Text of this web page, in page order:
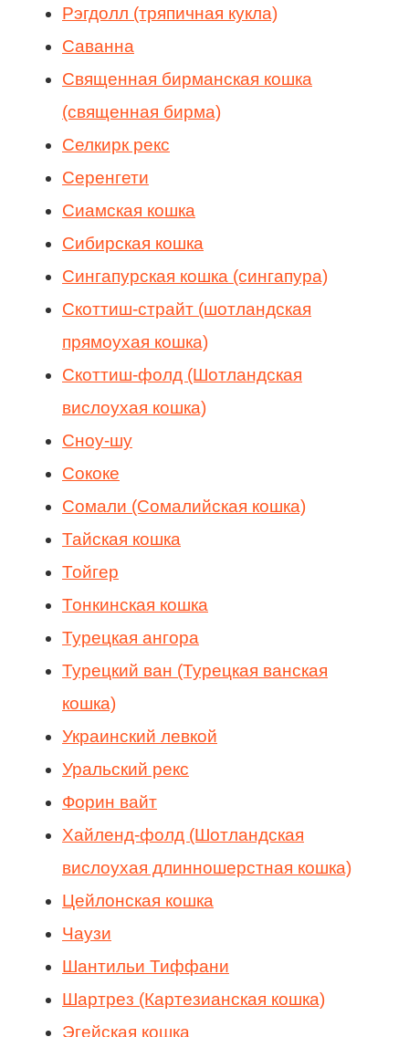
Рэгдолл (тряпичная кукла)
Саванна
Священная бирманская кошка
(священная бирма)
Селкирк рекс
Серенгети
Сиамская кошка
Сибирская кошка
Сингапурская кошка (сингапура)
Скоттиш-страйт (шотландская
прямоухая кошка)
Скоттиш-фолд (Шотландская
вислоухая кошка)
Сноу-шу
Сококе
Сомали (Сомалийская кошка)
Тайская кошка
Тойгер
Тонкинская кошка
Турецкая ангора
Турецкий ван (Турецкая ванская
кошка)
Украинский левкой
Уральский рекс
Форин вайт
Хайленд-фолд (Шотландская
вислоухая длинношерстная кошка)
Цейлонская кошка
Чаузи
Шантильи Тиффани
Шартрез (Картезианская кошка)
Эгейская кошка